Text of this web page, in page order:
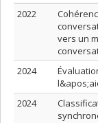
2022
vers un
2024
2024